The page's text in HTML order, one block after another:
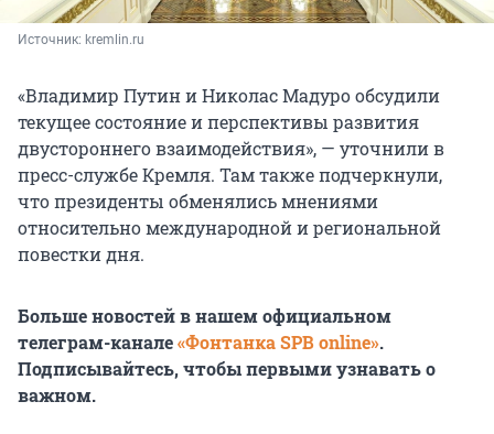
Источник: kremlin.ru
«Владимир Путин и Николас Мадуро обсудили
текущее состояние и перспективы развития
двустороннего взаимодействия», — уточнили в
пресс-службе Кремля. Там также подчеркнули,
что президенты обменялись мнениями
относительно международной и региональной
повестки дня.
Больше новостей в нашем официальном
телеграм-канале«Фонтанка SPB online».
Подписывайтесь, чтобы первыми узнавать о
важном.